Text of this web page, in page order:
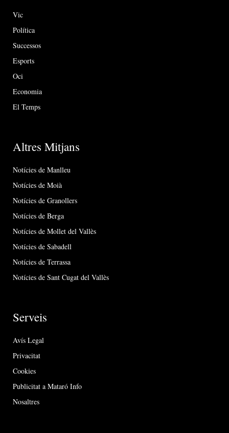
Vic
Política
Successos
Esports
Oci
Economia
El Temps
Altres Mitjans
Notícies de Manlleu
Notícies de Moià
Notícies de Granollers
Notícies de Berga
Notícies de Mollet del Vallès
Notícies de Sabadell
Notícies de Terrassa
Notícies de Sant Cugat del Vallès
Serveis
Avís Legal
Privacitat
Cookies
Publicitat a Mataró Info
Nosaltres